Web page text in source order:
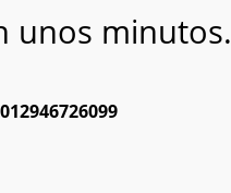
unos minutos.